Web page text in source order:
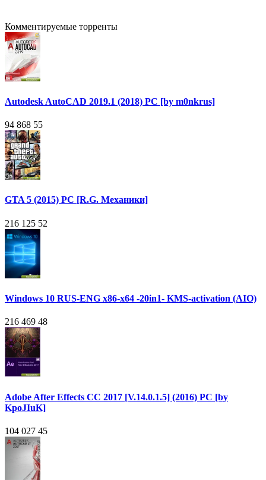
Комментируемые торренты
Autodesk AutoCAD 2019.1 (2018) PC [by m0nkrus]
94 868 55
GTA 5 (2015) PC [R.G. Механики]
216 125 52
Windows 10 RUS-ENG x86-x64 -20in1- KMS-activation (AIO)
216 469 48
Adobe After Effects CC 2017 [V.14.0.1.5] (2016) PC [by
KpoJIuK]
104 027 45